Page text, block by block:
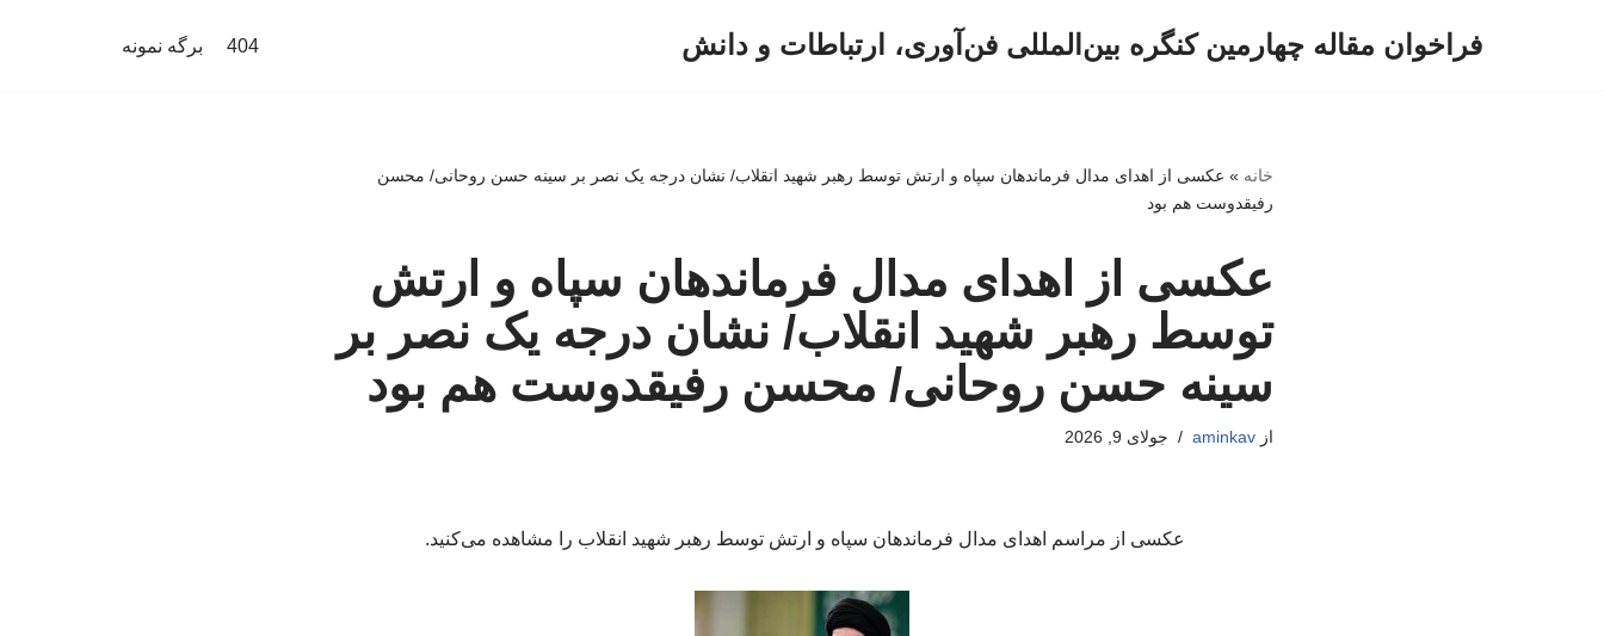
فراخوان مقاله چهارمین کنگره بین‌المللی فن‌آوری، ارتباطات و دانش 404 برگه نمونه
خانه » عکسی از اهدای مدال فرماندهان سپاه و ارتش توسط رهبر شهید انقلاب/ نشان درجه یک نصر بر سینه حسن روحانی/ محسن
رفیقدوست هم بود
عکسی از اهدای مدال فرماندهان سپاه و ارتش
توسط رهبر شهید انقلاب/ نشان درجه یک نصر بر
سینه حسن روحانی/ محسن رفیقدوست هم بود
ازaminkav جولای 9, 2026
عکسی از مراسم اهدای مدال فرماندهان سپاه و ارتش توسط رهبر شهید انقلاب را مشاهده می‌کنید.